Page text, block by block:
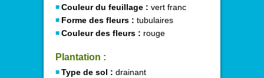
Couleur du feuillage : vert franc
Forme des fleurs : tubulaires
Couleur des fleurs : rouge
Plantation :
Type de sol : drainant